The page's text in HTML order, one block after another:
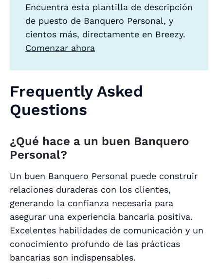
Encuentra esta plantilla de descripción
de puesto de Banquero Personal, y
cientos más, directamente en Breezy.
Comenzar ahora
Frequently Asked
Questions
¿Qué hace a un buen Banquero
Personal?
Un buen Banquero Personal puede construir
relaciones duraderas con los clientes,
generando la confianza necesaria para
asegurar una experiencia bancaria positiva.
Excelentes habilidades de comunicación y un
conocimiento profundo de las prácticas
bancarias son indispensables.